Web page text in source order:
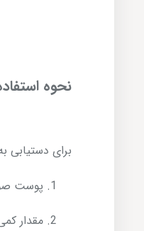
نحوه
برای دستیابی
پوست
مقدار